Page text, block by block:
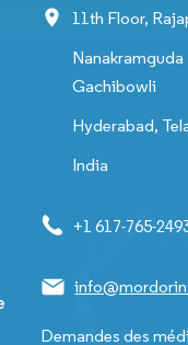
11th Floor,
Gachibowli
Hyderabad,
India
+1 617-765-
Demandes des